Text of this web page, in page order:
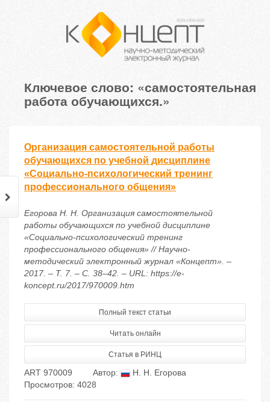
Ключевое слово: «самостоятельная
работа обучающихся.»
Организация самостоятельной работы
обучающихся по учебной дисциплине
«Социально-психологический тренинг
профессионального общения»
Егорова Н. Н. Организация самостоятельной
работы обучающихся по учебной дисциплине
«Социально-психологический тренинг
профессионального общения» // Научно-
методический электронный журнал «Концепт». –
2017. – Т. 7. – С. 38–42. – URL: https://e-
koncept.ru/2017/970009.htm
Полный текст статьи
Читать онлайн
Статья в РИНЦ
ART 970009 Автор:
Н. Н. Егорова
Просмотров: 4028